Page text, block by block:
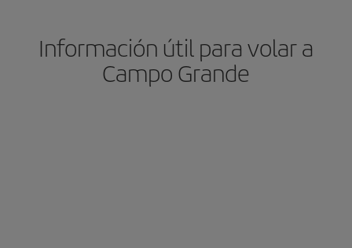
Información útil para volar a
Campo Grande